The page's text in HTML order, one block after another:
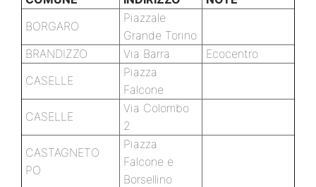
BORGARO
Piazzale
Grande Torino
BRANDIZZO
Via Barra
Ecocentro
CASELLE
Piazza
Falcone
CASELLE
Via Colombo
2
CASTAGNETO
PO
Piazza
Falcone e
Borsellino